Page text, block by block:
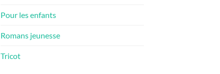
Pour les enfants
Romans jeunesse
Tricot